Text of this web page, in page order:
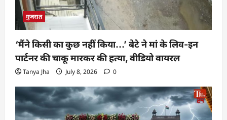
गुजरात
‘मैंने किसी का कुछ नहीं किया…’ बेटे ने मां के लिव-इन
पार्टनर की चाकू मारकर की हत्या, वीडियो वायरल
Tanya Jha July 8, 2026 0